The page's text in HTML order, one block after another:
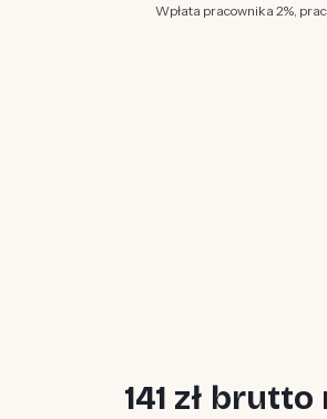
Wpłata pracownika 2%,
141 zł